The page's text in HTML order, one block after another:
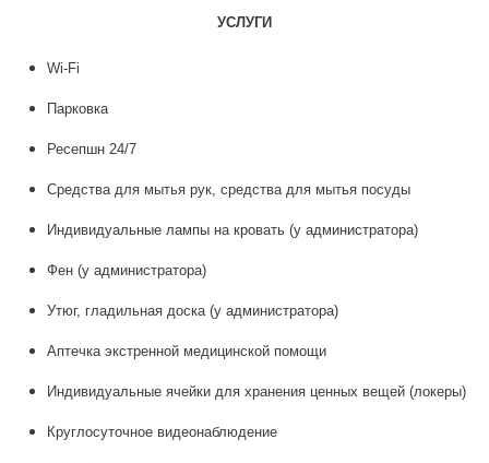
УСЛУГИ
Wi-Fi
Парковка
Ресепшн 24/7​
Средства для мытья рук, средства для мытья посуды
​Индивидуальные лампы на кровать (у администратора)
​Фен (у администратора)
Утюг, гладильная доска (у администратора)
​Аптечка экстренной медицинской помощи
​Индивидуальные ячейки для хранения ценных вещей (локеры)
​Круглосуточное видеонаблюдение